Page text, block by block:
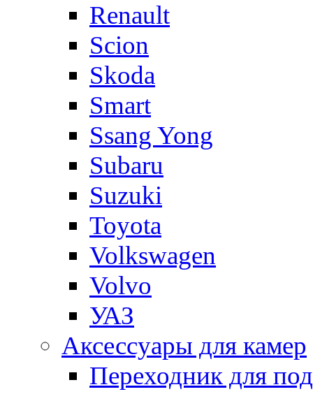
Renault
Scion
Skoda
Smart
Ssang Yong
Subaru
Suzuki
Toyota
Volkswagen
Volvo
УАЗ
Аксессуары для камер
Переходник для